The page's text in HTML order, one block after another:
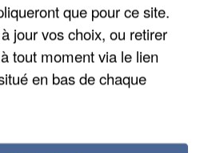
que pour ce site.
jour vos choix, ou retirer
tout moment via le lien
en bas de chaque